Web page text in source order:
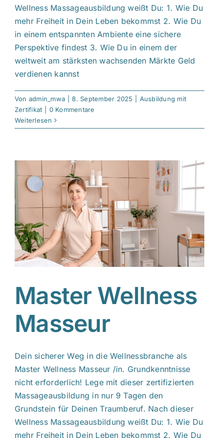
Wellness Massageausbildung weißt Du: 1. Wie Du
mehr Freiheit in Dein Leben bekommst 2. Wie Du
in einem entspannten Ambiente eine sichere
Perspektive findest 3. Wie Du in einem der
weltweit am stärksten wachsenden Märkte Geld
verdienen kannst
Von admin_mwa 8. September 2025
Ausbildung mit
Zertifikat
0 Kommentare
Weiterlesen
Master Wellness
Masseur
Dein sicherer Weg in die Wellnessbranche als
Master Wellness Masseur /in. Grundkenntnisse
nicht erforderlich! Lege mit dieser zertifizierten
Massageausbildung in nur 9 Tagen den
Grundstein für Deinen Traumberuf. Nach dieser
Wellness Massageausbildung weißt Du: 1. Wie Du
mehr Freiheit in Dein Leben bekommst 2. Wie Du